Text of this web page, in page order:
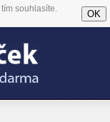
souhlasíte.
OK